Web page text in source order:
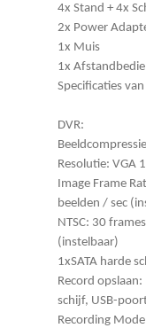
4x Stand + 4x
2x Power
1x Muis
1x
Specificaties
DVR:
Resolutie: VGA
Image Frame
beelden / sec
NTSC: 30
(instelbaar)
1xSATA harde
Record
schijf, USB-
Recording